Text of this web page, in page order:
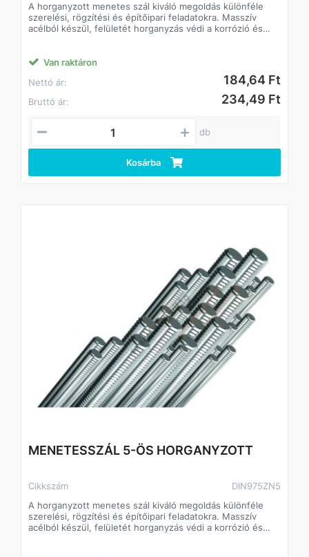
A horganyzott menetes szál kiváló megoldás különféle
szerelési, rögzítési és építőipari feladatokra. Masszív
acélból készül, felületét horganyzás védi a korrózió és
átmérőkben érhető el, kompatibilis szabványos anyákkal
Jellemzők:
• Kül- és beltéri használatra egyaránt alkalmas
• Széles méretválaszték: különböző hosszúságok és
Van raktáron
Nettó ár:
184,64 Ft
Bruttó ár: 234,49 Ft
db
Kosárba
MENETESSZÁL 5-ÖS HORGANYZOTT
Cikkszám
DIN975ZN5
A horganyzott menetes szál kiváló megoldás különféle
szerelési, rögzítési és építőipari feladatokra. Masszív
acélból készül, felületét horganyzás védi a korrózió és